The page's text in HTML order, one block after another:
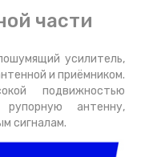
части
усилитель,
и приёмником.
подвижностью
рупорную антенну,
сигналам.